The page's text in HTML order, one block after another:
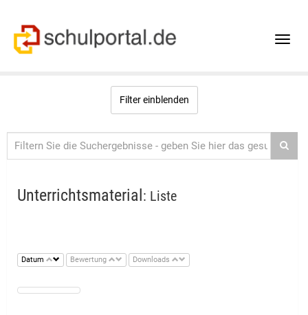
Toggle
Filter einblenden
Unterrichtsmaterial : Liste
Datum Bewertung Downloads